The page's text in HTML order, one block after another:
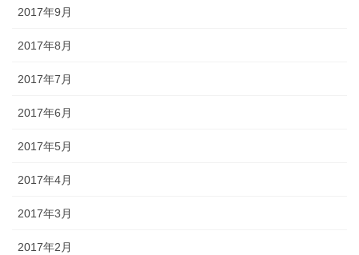
2017年9月
2017年8月
2017年7月
2017年6月
2017年5月
2017年4月
2017年3月
2017年2月